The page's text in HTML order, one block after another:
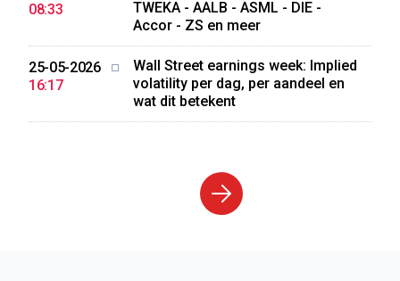
08:33
TWEKA - AALB - ASML - DIE -
Accor - ZS en meer
25-05-2026
16:17
Wall Street earnings week: Implied
volatility per dag, per aandeel en
wat dit betekent